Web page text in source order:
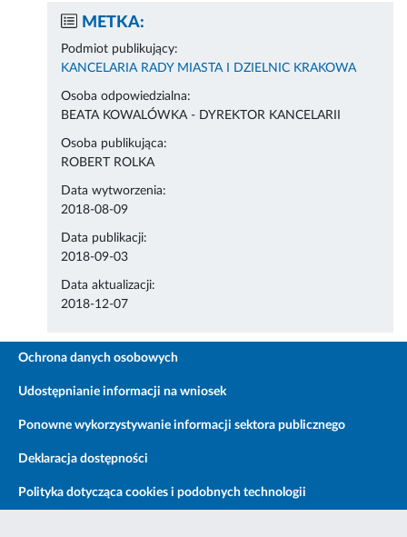
METKA:
Podmiot publikujący:
KANCELARIA RADY MIASTA I DZIELNIC KRAKOWA
Osoba odpowiedzialna:
BEATA KOWALÓWKA - DYREKTOR KANCELARII
Osoba publikująca:
ROBERT ROLKA
Data wytworzenia:
2018-08-09
Data publikacji:
2018-09-03
Data aktualizacji:
2018-12-07
Ochrona danych osobowych
Udostępnianie informacji na wniosek
Ponowne wykorzystywanie informacji sektora publicznego
Deklaracja dostępności
Polityka dotycząca cookies i podobnych technologii